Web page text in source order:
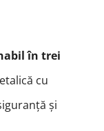
în trei
cu
și